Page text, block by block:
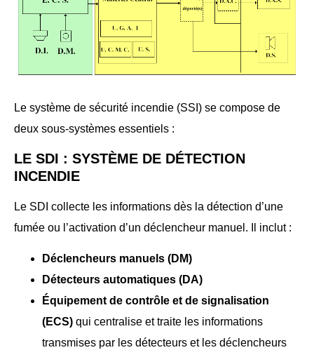
Le système de sécurité incendie (SSI) se compose de
deux sous-systèmes essentiels :
LE SDI : SYSTÈME DE DÉTECTION
INCENDIE
Le SDI collecte les informations dès la détection d’une
fumée ou l’activation d’un déclencheur manuel. Il inclut :
Déclencheurs manuels (DM)
Détecteurs automatiques (DA)
Équipement de contrôle et de signalisation
(ECS) qui centralise et traite les informations
transmises par les détecteurs et les déclencheurs